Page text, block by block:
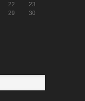
22
23
29
30